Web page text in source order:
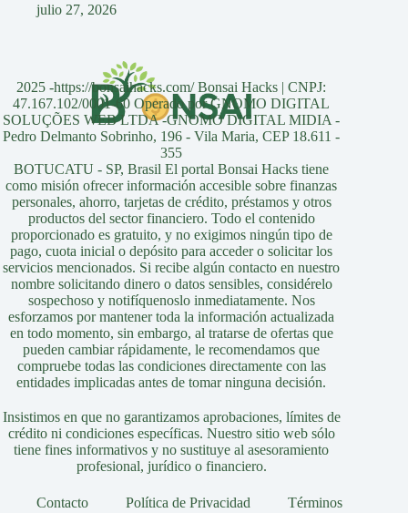
julio 27, 2026
2025 -https://bonsaihacks.com/ Bonsai Hacks | CNPJ:
47.167.102/0001-60 Operado por GNOMO DIGITAL
SOLUÇÕES WEB LTDA -GNOMO DIGITAL MIDIA -
Pedro Delmanto Sobrinho, 196 - Vila Maria, CEP 18.611 -
355
BOTUCATU - SP, Brasil El portal Bonsai Hacks tiene
como misión ofrecer información accesible sobre finanzas
personales, ahorro, tarjetas de crédito, préstamos y otros
productos del sector financiero. Todo el contenido
proporcionado es gratuito, y no exigimos ningún tipo de
pago, cuota inicial o depósito para acceder o solicitar los
servicios mencionados. Si recibe algún contacto en nuestro
nombre solicitando dinero o datos sensibles, considérelo
sospechoso y notifíquenoslo inmediatamente. Nos
esforzamos por mantener toda la información actualizada
en todo momento, sin embargo, al tratarse de ofertas que
pueden cambiar rápidamente, le recomendamos que
compruebe todas las condiciones directamente con las
entidades implicadas antes de tomar ninguna decisión.
Insistimos en que no garantizamos aprobaciones, límites de
crédito ni condiciones específicas. Nuestro sitio web sólo
tiene fines informativos y no sustituye al asesoramiento
profesional, jurídico o financiero.
Contacto Política de Privacidad Términos